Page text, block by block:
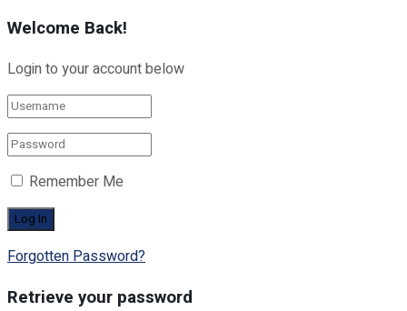
Welcome Back!
Login to your account below
Remember Me
Forgotten Password?
Retrieve your password